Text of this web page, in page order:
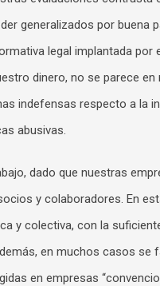
generalizados por buena
legal implantada por
dinero, no se parece en
indefensas respecto a la
abusivas.
dado que nuestras
y colaboradores. En
y colectiva, con la
en muchos casos se
en empresas